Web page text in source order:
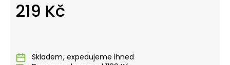
219 Kč
Skladem
D
o